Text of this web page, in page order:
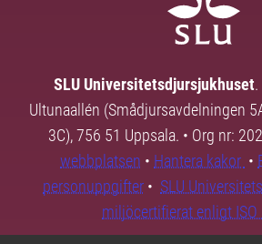
SLU Universitetsdjursjukhuset
Ultunaallén (Smådjursavdelningen
3C), 756 51 Uppsala. • Org nr:
webbplatsen • Hantera kakor •
personuppgifter • SLU
miljöcertifierat enligt ISO